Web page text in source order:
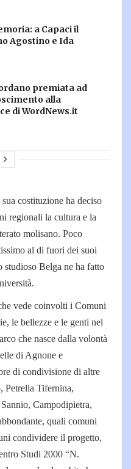
a Capaci il
Agostino e Ida
premiata ad
alla
di WordNews.it
costituzione ha deciso
regionali la cultura e la
molisano. Poco
al di fuori dei suoi
studioso Belga ne ha fatto
vede coinvolti i Comuni
le bellezze e le genti nel
che nasce dalla volontà
di Agnone e
di condivisione di altre
Petrella Tifernina,
Campodipietra,
quali comuni
condividere il progetto,
Studi 2000 “N.